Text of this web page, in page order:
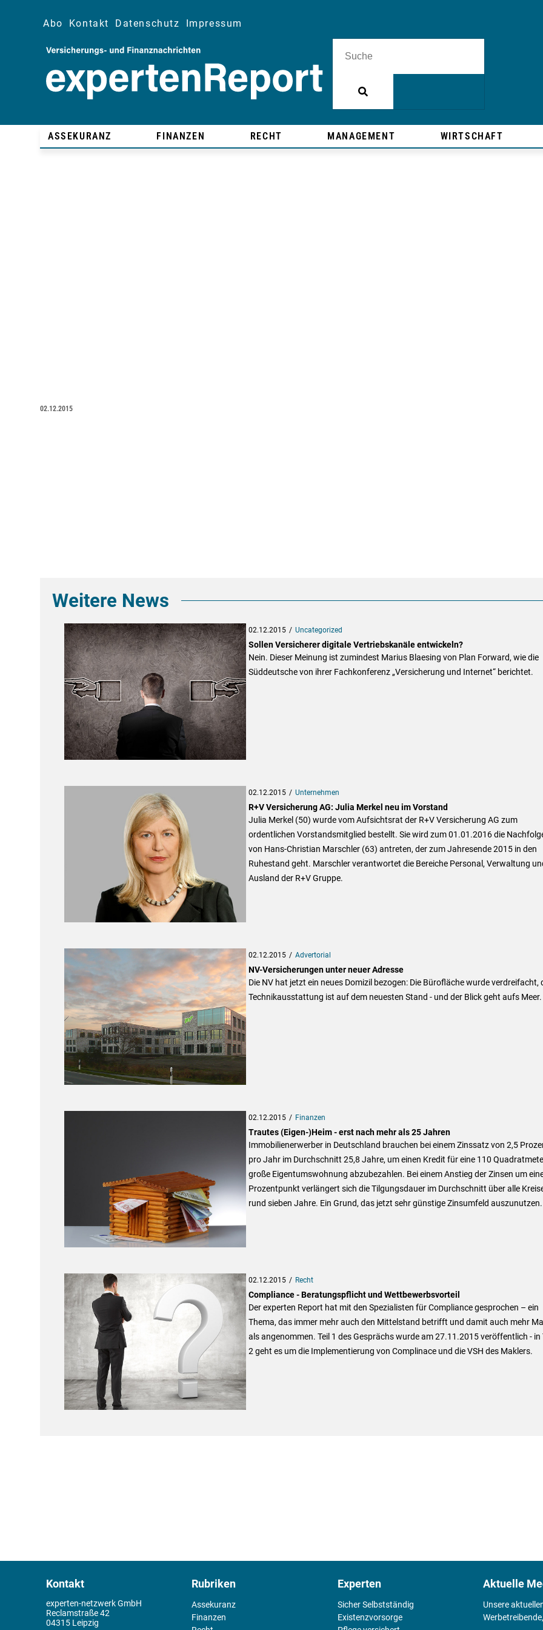
Abo Kontakt Datenschutz Impressum
ASSEKURANZ FINANZEN RECHT MANAGEMENT WIRTSCHAFT
02.12.2015
Weitere News
02.12.2015 Uncategorized
Sollen Versicherer digitale Vertriebskanäle entwickeln?
Nein. Dieser Meinung ist zumindest Marius Blaesing von Plan Forward, wie die
Süddeutsche von ihrer Fachkonferenz „Versicherung und Internet“ berichtet.
02.12.2015 Unternehmen
R+V Versicherung AG: Julia Merkel neu im Vorstand
Julia Merkel (50) wurde vom Aufsichtsrat der R+V Versicherung AG zum
ordentlichen Vorstandsmitglied bestellt. Sie wird zum 01.01.2016 die
von Hans-Christian Marschler (63) antreten, der zum Jahresende 2015 in den
Ruhestand geht. Marschler verantwortet die Bereiche Personal, Verwaltung
Ausland der R+V Gruppe.
02.12.2015 Advertorial
NV-Versicherungen unter neuer Adresse
Die NV hat jetzt ein neues Domizil bezogen: Die Bürofläche wurde verdreifacht,
Technikausstattung ist auf dem neuesten Stand - und der Blick geht aufs Meer.
02.12.2015 Finanzen
Trautes (Eigen-)Heim - erst nach mehr als 25 Jahren
Immobilienerwerber in Deutschland brauchen bei einem Zinssatz von 2,5
pro Jahr im Durchschnitt 25,8 Jahre, um einen Kredit für eine 110
große Eigentumswohnung abzubezahlen. Bei einem Anstieg der Zinsen um
Prozentpunkt verlängert sich die Tilgungsdauer im Durchschnitt über alle
rund sieben Jahre. Ein Grund, das jetzt sehr günstige Zinsumfeld auszunutzen.
02.12.2015 Recht
Compliance - Beratungspflicht und Wettbewerbsvorteil
Der experten Report hat mit den Spezialisten für Compliance gesprochen – ein
Thema, das immer mehr auch den Mittelstand betrifft und damit auch mehr
als angenommen. Teil 1 des Gesprächs wurde am 27.11.2015 veröffentlich - in
2 geht es um die Implementierung von Complinace und die VSH des Maklers.
Kontakt
experten-netzwerk GmbH
Reclamstraße 42
04315 Leipzig
Rubriken
Assekuranz
Finanzen
Experten
Sicher Selbstständig
Existenz­vorsorge
Aktuelle
Unsere